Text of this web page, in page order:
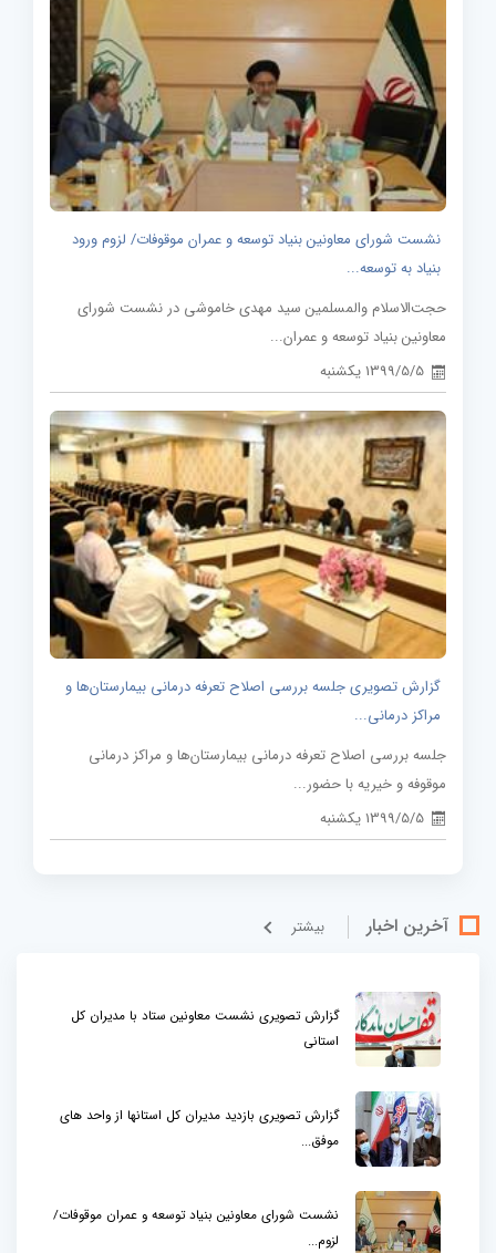
نشست شورای معاونین بنیاد توسعه و عمران موقوفات/ لزوم ورود
بنیاد به توسعه...
حجت‌الاسلام والمسلمین سید مهدی خاموشی در نشست شورای
معاونین بنیاد توسعه و عمران...
1399/5/5 یکشنبه
گزارش تصویری جلسه بررسی اصلاح تعرفه درمانی بیمارستان‌ها و
مراکز درمانی...
جلسه بررسی اصلاح تعرفه درمانی بیمارستان‌ها و مراکز درمانی
موقوفه و خیریه با حضور...
1399/5/5 یکشنبه
آخرین اخبار بيشتر
گزارش تصویری نشست معاونین ستاد با مدیران کل
استانی
گزارش تصویری بازدید مدیران کل استانها از واحد های
موفق...
نشست شورای معاونین بنیاد توسعه و عمران موقوفات/
لزوم...